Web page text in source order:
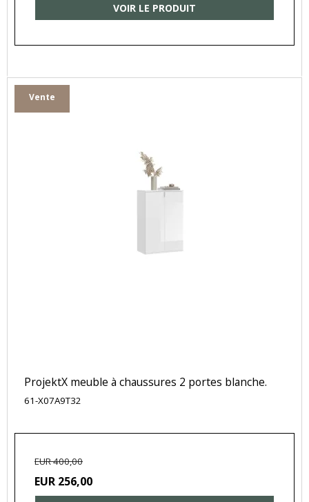
VOIR LE PRODUIT
Vente
ProjektX meuble à chaussures 2 portes blanche.
61-X07A9T32
EUR 400,00
EUR 256,00